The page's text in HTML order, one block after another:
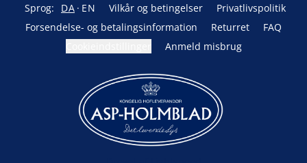
Sprog:
DA EN Vilkår og betingelser
Privatlivspolitik
Forsendelse- og betalingsinformation
Returret
FAQ
Anmeld misbrug